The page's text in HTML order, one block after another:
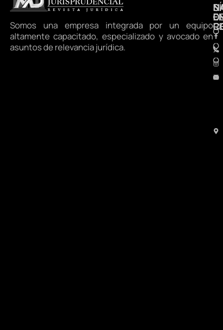
Somos una empresa integrada por un equipo
altamente capacitado, especializado y avocado en
asuntos de relevancia jurídica.